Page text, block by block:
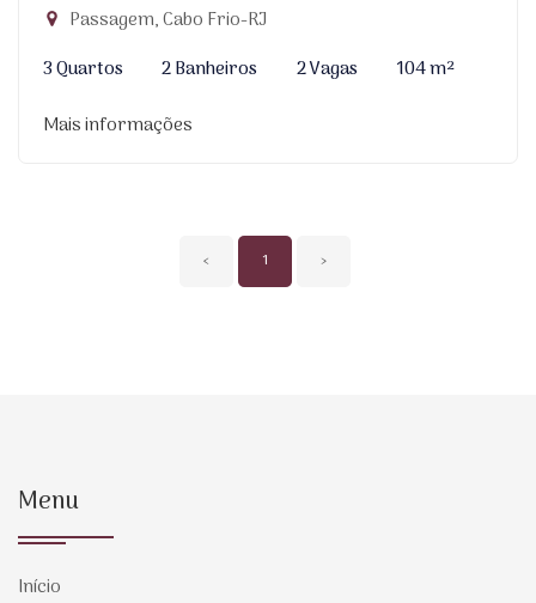
Passagem, Cabo Frio-RJ
3 Quartos
2 Banheiros 2 Vagas
104 m²
Mais informações
‹ 1 ›
Menu
Início